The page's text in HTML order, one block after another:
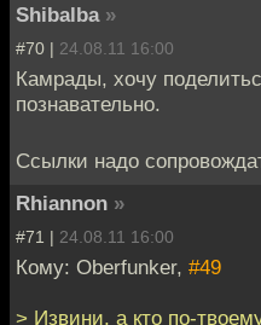
Shibalba »
#70 | 24.08.11 16:00
Камрады, хочу
познавательно.
Ссылки надо
Rhiannon »
#71 | 24.08.11 16:00
Кому: Oberfunker, #49
> Извини, а кто по-